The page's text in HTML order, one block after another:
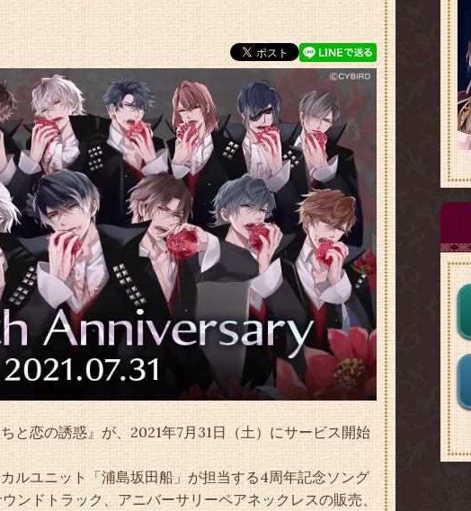
と恋の誘惑』が、2021年7月31日（土）にサービス開始
ルユニット「浦島坂田船」が担当する4周年記念ソング
ンドトラック、アニバーサリーペアネックレスの販売、